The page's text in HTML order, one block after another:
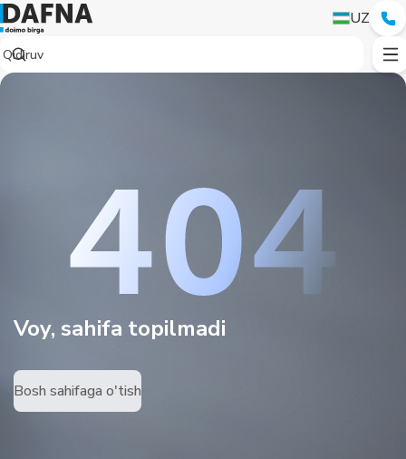
UZ
Voy, sahifa topilmadi
Bosh sahifaga o'tish